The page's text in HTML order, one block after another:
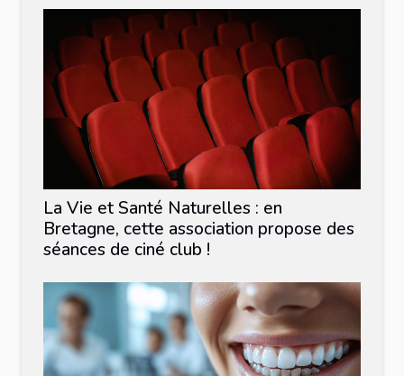
La Vie et Santé Naturelles : en
Bretagne, cette association propose des
séances de ciné club !